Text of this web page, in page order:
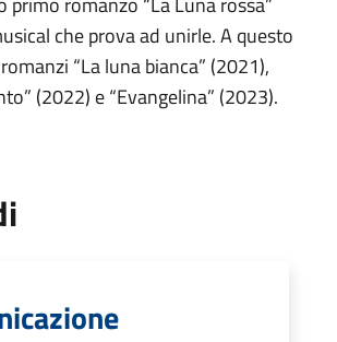
che prova ad unirle. A questo
“La luna bianca” (2021),
(2022) e “Evangelina” (2023).